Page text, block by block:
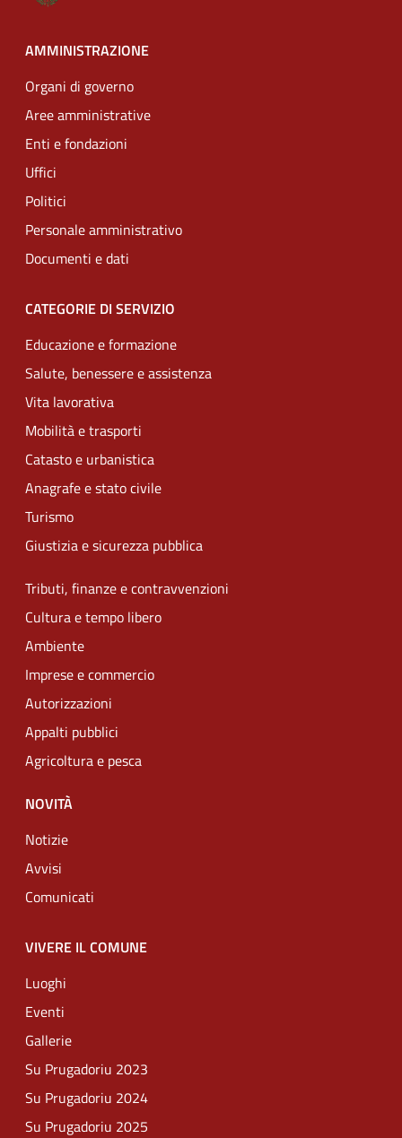
AMMINISTRAZIONE
Organi di governo
Aree amministrative
Enti e fondazioni
Uffici
Politici
Personale amministrativo
Documenti e dati
CATEGORIE DI SERVIZIO
Educazione e formazione
Salute, benessere e assistenza
Vita lavorativa
Mobilità e trasporti
Catasto e urbanistica
Anagrafe e stato civile
Turismo
Giustizia e sicurezza pubblica
Tributi, finanze e contravvenzioni
Cultura e tempo libero
Ambiente
Imprese e commercio
Autorizzazioni
Appalti pubblici
Agricoltura e pesca
NOVITÀ
Notizie
Avvisi
Comunicati
VIVERE IL COMUNE
Luoghi
Eventi
Gallerie
Su Prugadoriu 2023
Su Prugadoriu 2024
Su Prugadoriu 2025